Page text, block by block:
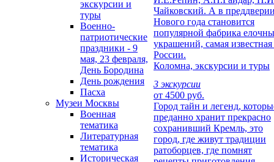
экскурсии и
туры
Военно-
патриотические
праздники - 9
мая, 23 февраля,
День Бородина
День рождения
Пасха
Музеи Москвы
Военная
тематика
Литературная
тематика
Историческая
Чайковский. А в
Нового года становится
популярной фабрика
украшений, самая известная
России.
Коломна, экскурсии и туры
3 экскурсии
от 4500 руб.
Город тайн и легенд,
преданно хранит прекрасно
сохранивший Кремль, это
город, где живут традиции
ратоборцев, где помнят